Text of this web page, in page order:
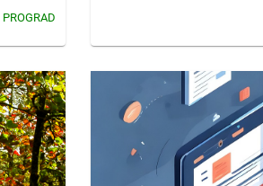
PROGRAD